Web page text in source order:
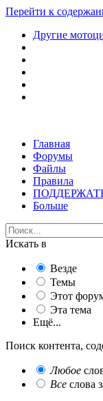
Перейти к
Другие
Главная
Форумы
Файлы
Правила
Больше
Искать в
Везде
Темы
Этот
Эта тема
Ещё...
Поиск контента,
Любое
Все слова